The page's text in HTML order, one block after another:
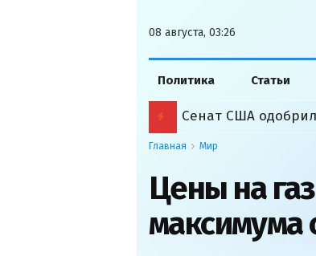
08 августа, 03:26
Политика Статьи
Сенат США
Главная Мир
Цены на
максимума